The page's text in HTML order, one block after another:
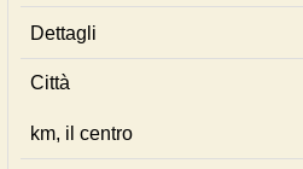
Dettagli
Città
km, il centro